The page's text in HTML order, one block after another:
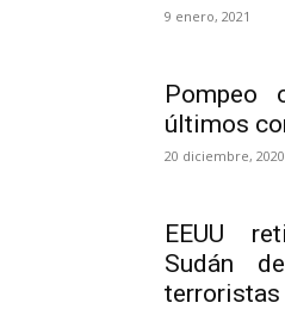
9 enero, 2021
Pompeo
últimos
20 diciembre, 2020
EEUU
Sudán
terroristas